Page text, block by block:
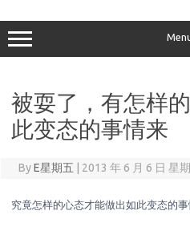
被耍了，有怎样
此变态的事情来
ByE星期五 2013 年 6 月 6 日 星
究竟怎样的心态才能做出如此变态的